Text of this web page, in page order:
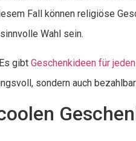
Fall können religiöse
Wahl sein.
gibt Geschenkideen für
sondern auch